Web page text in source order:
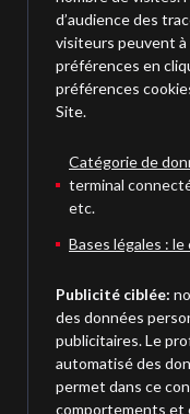
d’audience des
visiteurs peuvent
préférences en
préférences
Site.
Catégorie de
terminal
etc.
Bases légales :
Publicité ciblée:
des données
publicitaires. Le
automatisé des
permet dans ce
comportements et